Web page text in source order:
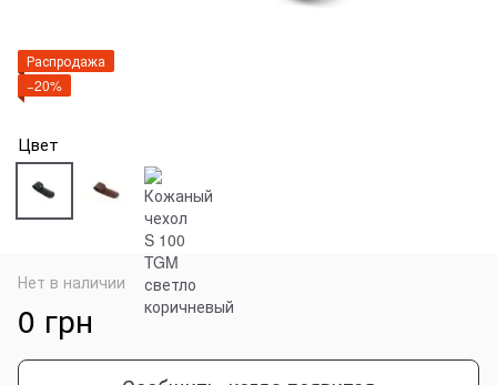
Распродажа
−20%
Цвет
Нет в наличии
0 грн